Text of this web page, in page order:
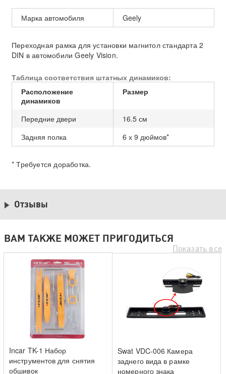
Марка автомобиля Geely
Переходная рамка для установки магнитол стандарта 2
DIN в автомобили Geely Vision.
Таблица соответствия штатных динамиков:
Расположение
динамиков
Размер
Передние двери
16.5 см
Задняя полка
6 х 9 дюймов*
* Требуется доработка.
Отзывы
ВАМ ТАКЖЕ МОЖЕТ ПРИГОДИТЬСЯ
Показать все
Incar TK-1 Набор
инструментов для снятия
обшивок
Swat VDC-006 Камера
заднего вида в рамке
номерного знака